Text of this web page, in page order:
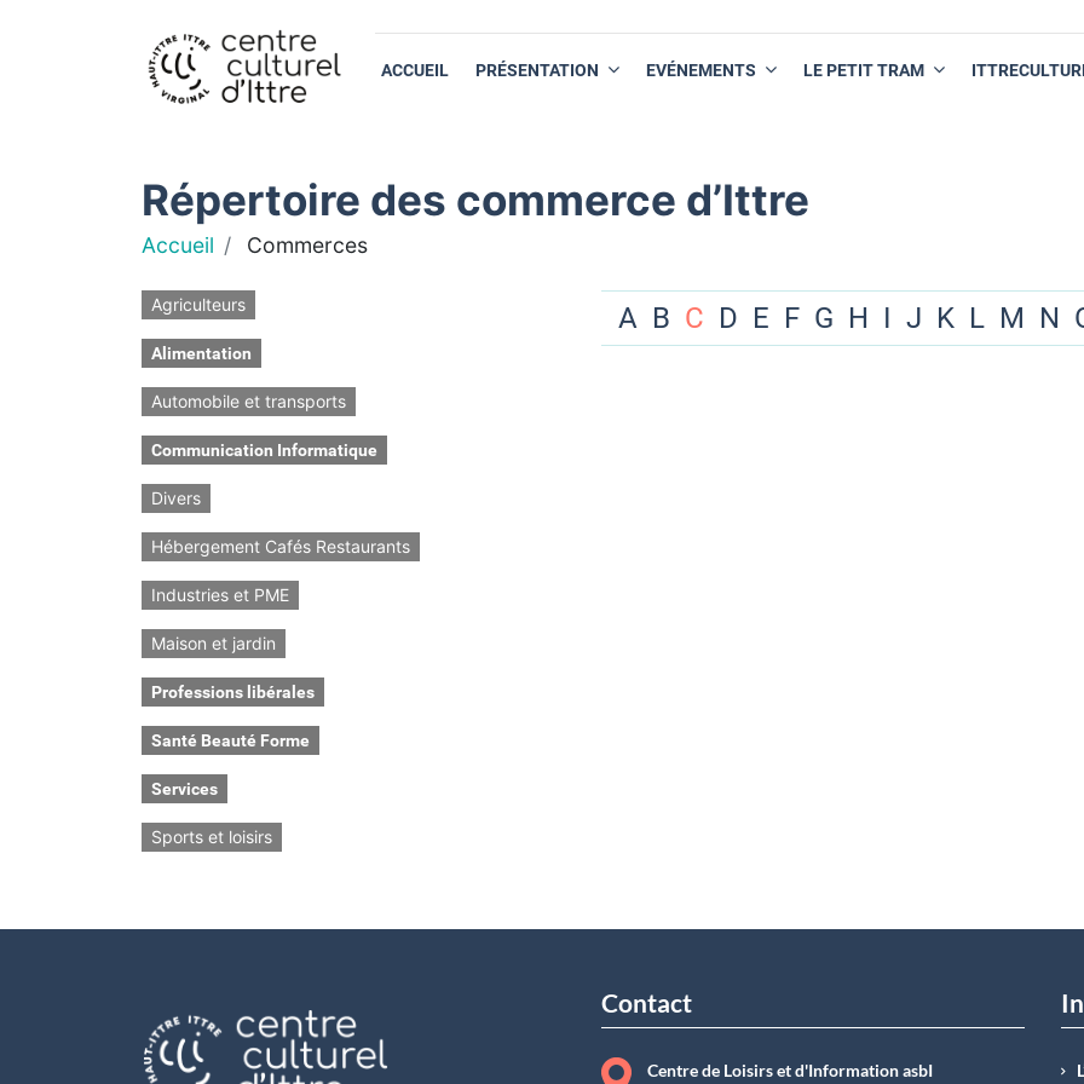
ACCUEIL PRÉSENTATION EVÉNEMENTS LE PETIT TRAM
Répertoire des commerce d’Ittre
Accueil Commerces
Agriculteurs
Alimentation
Automobile et transports
Communication Informatique
Divers
Hébergement Cafés Restaurants
Industries et PME
Maison et jardin
Professions libérales
Santé Beauté Forme
Services
Sports et loisirs
A B C D E F G H I J K L M N
Contact
Centre de Loisirs et d'Information asbI